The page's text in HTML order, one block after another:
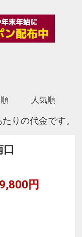
人気順
りの代金です。
円